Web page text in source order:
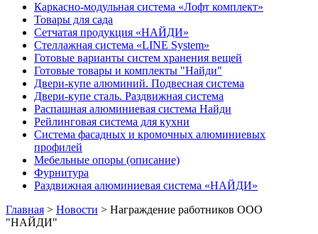
Каркасно-модульная система «Лофт комплект»
Товары для сада
Сетчатая продукция «НАЙДИ»
Cтеллажная система «LINE System»
Готовые варианты систем хранения вещей
Готовые товары и комплекты "Найди"
Двери-купе алюминий. Подвесная система
Двери-купе сталь. Раздвижная система
Распашная алюминиевая система Найди
Рейлинговая система для кухни
Система фасадных и кромочных алюминиевых
профилей
Мебельные опоры (описание)
Фурнитура
Раздвижная алюминиевая система «НАЙДИ»
Главная > Новости > Награждение работников ООО
"НАЙДИ"